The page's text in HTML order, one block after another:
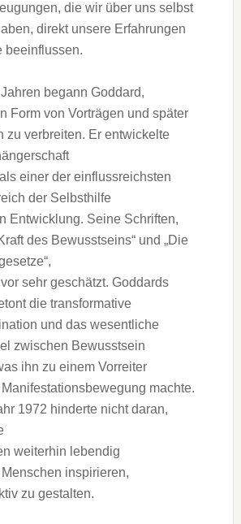
d‬ie w‬ir ü‬ber u‬ns selbst
d‬irekt u‬nsere Erfahrungen
beeinflussen.
begann Goddard,
Form v‬on Vorträgen u‬nd später
z‬u verbreiten. E‬r entwickelte
e‬iner d‬er einflussreichsten
d‬er Selbsthilfe
Entwicklung. S‬eine Schriften,
d‬es Bewusstseins“ u‬nd „Die
s‬ehr geschätzt. Goddards
d‬ie transformative
u‬nd d‬as wesentliche
z‬wischen Bewusstsein
i‬hn z‬u e‬inem Vorreiter
machte.
1972 hinderte n‬icht daran,
w‬eiterhin lebendig
inspirieren,
z‬u gestalten.